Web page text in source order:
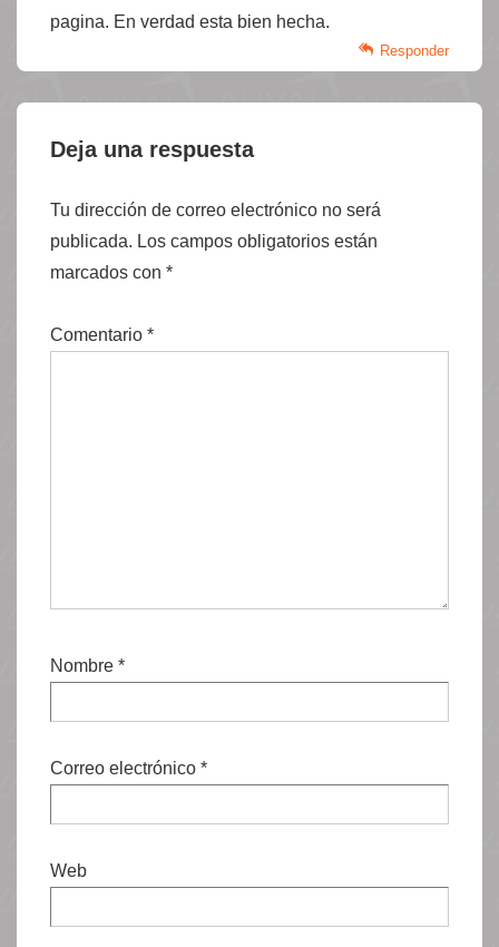
pagina. En verdad esta bien hecha.
Responder
Deja una respuesta
Tu dirección de correo electrónico no será
publicada. Los campos obligatorios están
marcados con *
Comentario *
Nombre *
Correo electrónico *
Web